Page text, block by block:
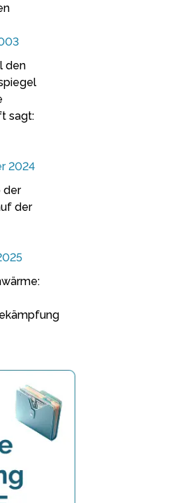
den
sagt:
2024
der
der